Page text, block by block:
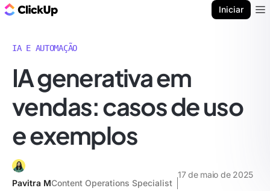
Iniciar
IA E AUTOMAÇÃO
IA generativa em
vendas: casos de uso
e exemplos
Pavitra MContent Operations Specialist
17 de maio de 2025